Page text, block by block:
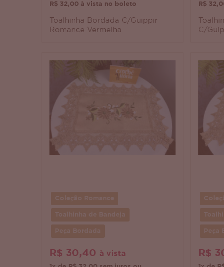
R$ 32,00 à vista no boleto
Toalhinha Bordada C/Guippir
Romance Vermelha
R$
C/
R$ 30,40 à vista R$